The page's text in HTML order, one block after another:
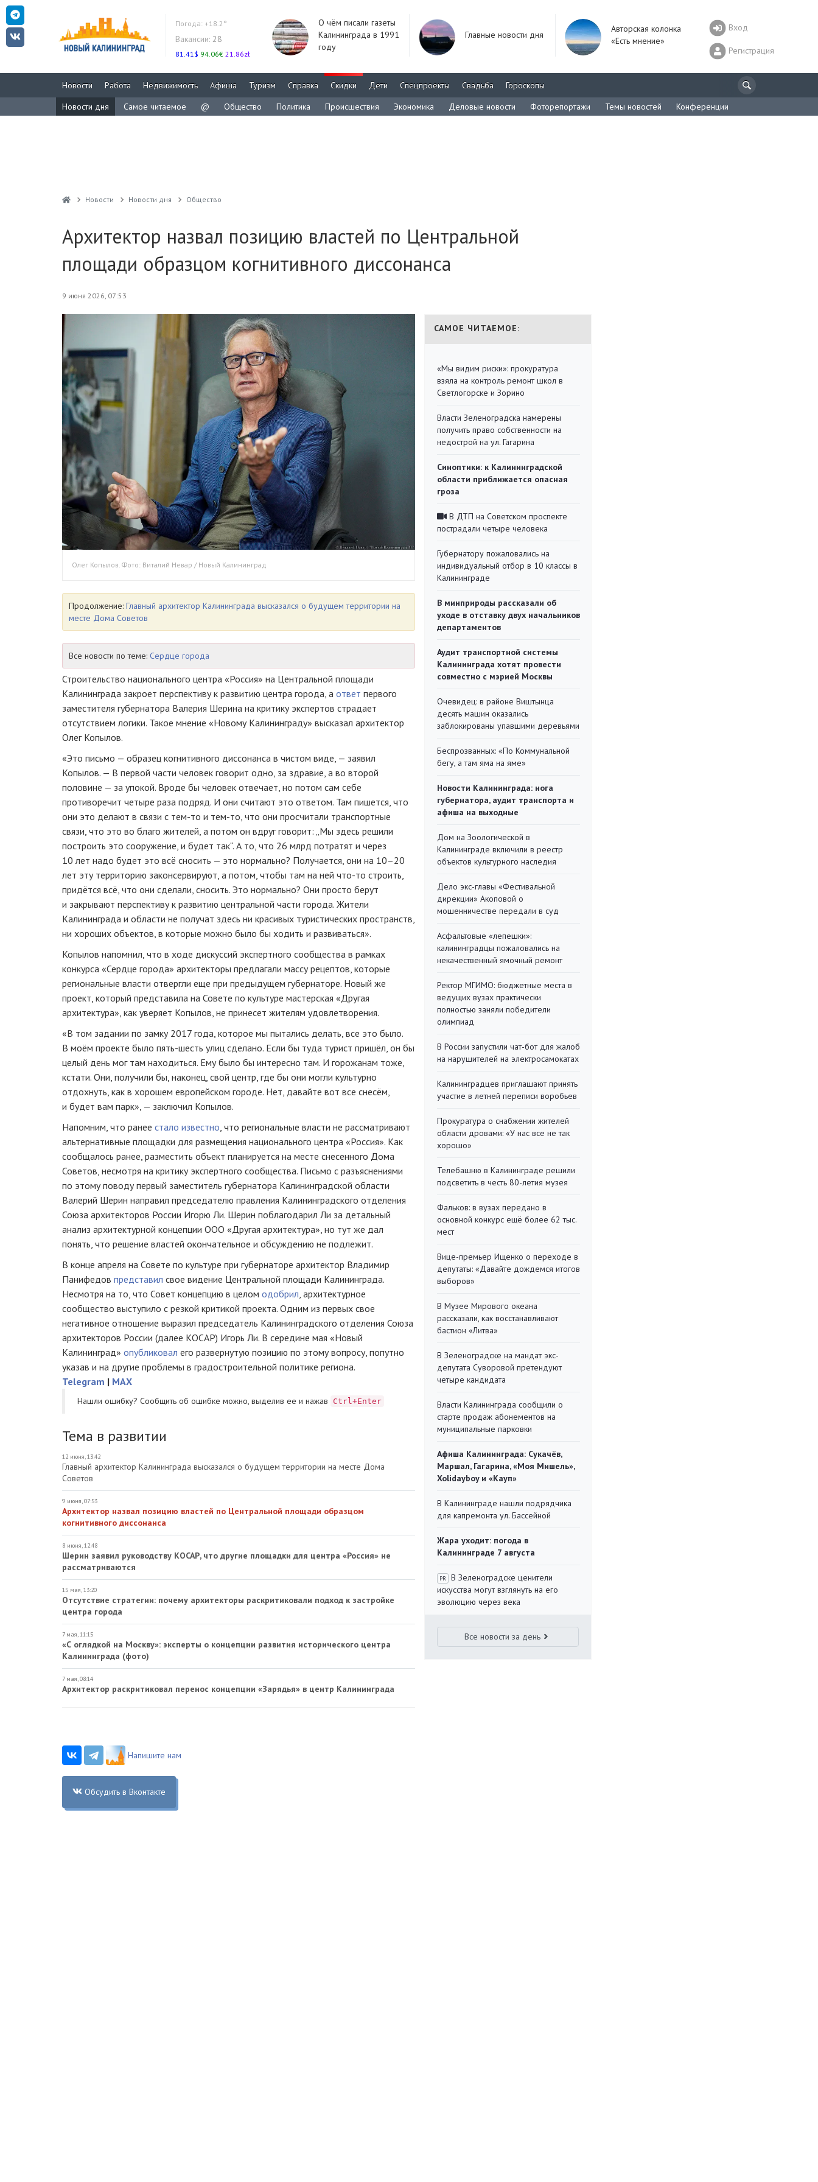
Погода: +18.2°
Вакансии: 28
81.41$ 94.06€ 21.86zł
О чём писали газеты
Калининграда в 1991
году
Главные новости дня
Авторская колонка
«Есть мнение»
Вход
Регистрация
Новости Работа Недвижимость Афиша Туризм Справка Скидки Дети Спецпроекты Свадьба
Гороскопы
Новости дня
Самое читаемое @ Общество Политика Происшествия Экономика Деловые новости Фоторепортажи Темы новостей Конференции
Новости Новости дня Общество
Архитектор назвал позицию властей по Центральной
площади образцом когнитивного диссонанса
9 июня 2026, 07:53
Олег Копылов. Фото: Виталий Невар / Новый Калининград
Продолжение: Главный архитектор Калининграда высказался о будущем территории на
месте Дома Советов
Все новости по теме: Сердце города
Строительство национального центра «Россия» на Центральной площади
Калининграда закроет перспективу к развитию центра города, а ответ первого
заместителя губернатора Валерия Шерина на критику экспертов страдает
отсутствием логики. Такое мнение «Новому Калининграду» высказал архитектор
Олег Копылов.
«Это письмо — образец когнитивного диссонанса в чистом виде, — заявил
Копылов. — В первой части человек говорит одно, за здравие, а во второй
половине — за упокой. Вроде бы человек отвечает, но потом сам себе
противоречит четыре раза подряд. И они считают это ответом. Там пишется, что
они это делают в связи с тем-то и тем-то, что они просчитали транспортные
связи, что это во благо жителей, а потом он вдруг говорит: „Мы здесь решили
построить это сооружение, и будет так“. А то, что 26 млрд потратят и через
10 лет надо будет это всё сносить — это нормально? Получается, они на 10–20
лет эту территорию законсервируют, а потом, чтобы там на ней что-то строить,
придётся всё, что они сделали, сносить. Это нормально? Они просто берут
и закрывают перспективу к развитию центральной части города. Жители
Калининграда и области не получат здесь ни красивых туристических пространств,
ни хороших объектов, в которые можно было бы ходить и развиваться».
Копылов напомнил, что в ходе дискуссий экспертного сообщества в рамках
конкурса «Сердце города» архитекторы предлагали массу рецептов, которые
региональные власти отвергли еще при предыдущем губернаторе. Новый же
проект, который представила на Совете по культуре мастерская «Другая
архитектура», как уверяет Копылов, не принесет жителям удовлетворения.
«В том задании по замку 2017 года, которое мы пытались делать, все это было.
В моём проекте было пять-шесть улиц сделано. Если бы туда турист пришёл, он бы
целый день мог там находиться. Ему было бы интересно там. И горожанам тоже,
кстати. Они, получили бы, наконец, свой центр, где бы они могли культурно
отдохнуть, как в хорошем европейском городе. Нет, давайте вот все снесём,
и будет вам парк», — заключил Копылов.
Напомним, что ранее стало известно , что региональные власти не рассматривают
альтернативные площадки для размещения национального центра «Россия». Как
сообщалось ранее, разместить объект планируется на месте снесенного Дома
Советов, несмотря на критику экспертного сообщества. Письмо с разъяснениями
по этому поводу первый заместитель губернатора Калининградской области
Валерий Шерин направил председателю правления Калининградского отделения
Союза архитекторов России Игорю Ли. Шерин поблагодарил Ли за детальный
анализ архитектурной концепции ООО «Другая архитектура», но тут же дал
понять, что решение властей окончательное и обсуждению не подлежит.
В конце апреля на Совете по культуре при губернаторе архитектор Владимир
Панифедов представил свое видение Центральной площади Калининграда.
Несмотря на то, что Совет концепцию в целом одобрил , архитектурное
сообщество выступило с резкой критикой проекта. Одним из первых свое
негативное отношение выразил председатель Калининградского отделения Союза
архитекторов России (далее КОСАР) Игорь Ли. В середине мая «Новый
Калининград» опубликовал его развернутую позицию по этому вопросу, попутно
указав и на другие проблемы в градостроительной политике региона.
Telegram | MAX
Нашли ошибку? Cообщить об ошибке можно, выделив ее и нажав Ctrl+Enter
Тема в развитии
12 июня, 13:42
Главный архитектор Калининграда высказался о будущем территории на месте Дома
Советов
9 июня, 07:53
Архитектор назвал позицию властей по Центральной площади образцом
когнитивного диссонанса
8 июня, 12:48
Шерин заявил руководству КОСАР, что другие площадки для центра «Россия» не
рассматриваются
15 мая, 13:20
Отсутствие стратегии: почему архитекторы раскритиковали подход к застройке
центра города
7 мая, 11:15
«С оглядкой на Москву»: эксперты о концепции развития исторического центра
Калининграда (фото)
7 мая, 08:14
Архитектор раскритиковал перенос концепции «Зарядья» в центр Калининграда
Напишите нам
Обсудить в Вконтакте
САМОЕ ЧИТАЕМОЕ:
«Мы видим риски»: прокуратура
взяла на контроль ремонт школ в
Светлогорске и Зорино
Власти Зеленоградска намерены
получить право собственности на
недострой на ул. Гагарина
Синоптики: к Калининградской
области приближается опасная
гроза
В ДТП на Советском проспекте
пострадали четыре человека
Губернатору пожаловались на
индивидуальный отбор в 10 классы в
Калининграде
В минприроды рассказали об
уходе в отставку двух начальников
департаментов
Аудит транспортной системы
Калининграда хотят провести
совместно с мэрией Москвы
Очевидец: в районе Виштынца
десять машин оказались
заблокированы упавшими деревьями
Беспрозванных: «По Коммунальной
бегу, а там яма на яме»
Новости Калининграда: нога
губернатора, аудит транспорта и
афиша на выходные
Дом на Зоологической в
Калининграде включили в реестр
объектов культурного наследия
Дело экс-главы «Фестивальной
дирекции» Акоповой о
мошенничестве передали в суд
Асфальтовые «лепешки»:
калининградцы пожаловались на
некачественный ямочный ремонт
Ректор МГИМО: бюджетные места в
ведущих вузах практически
полностью заняли победители
олимпиад
В России запустили чат-бот для жалоб
на нарушителей на электросамокатах
Калининградцев приглашают принять
участие в летней переписи воробьев
Прокуратура о снабжении жителей
области дровами: «У нас все не так
хорошо»
Телебашню в Калининграде решили
подсветить в честь 80-летия музея
Фальков: в вузах передано в
основной конкурс ещё более 62 тыс.
мест
Вице-премьер Ищенко о переходе в
депутаты: «Давайте дождемся итогов
выборов»
В Музее Мирового океана
рассказали, как восстанавливают
бастион «Литва»
В Зеленоградске на мандат экс-
депутата Суворовой претендуют
четыре кандидата
Власти Калининграда сообщили о
старте продаж абонементов на
муниципальные парковки
Афиша Калининграда: Сукачёв,
Маршал, Гагарина, «Моя Мишель»,
Xolidayboy и «Кауп»
В Калининграде нашли подрядчика
для капремонта ул. Бассейной
Жара уходит: погода в
Калининграде 7 августа
PR
В Зеленоградске ценители
искусства могут взглянуть на его
эволюцию через века
Все новости за день